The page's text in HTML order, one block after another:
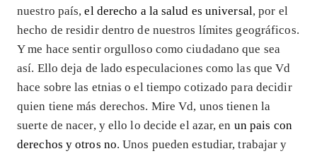
nuestro país,el derecho a la salud es universal, por el
hecho de residir dentro de nuestros límites geográficos.
Y me hace sentir orgulloso como ciudadano que sea
así. Ello deja de lado especulaciones como las que Vd
hace sobre las etnias o el tiempo cotizado para decidir
quien tiene más derechos. Mire Vd, unos tienen la
suerte de nacer, y ello lo decide el azar, en un pais con
derechos y otros no. Unos pueden estudiar, trabajar y